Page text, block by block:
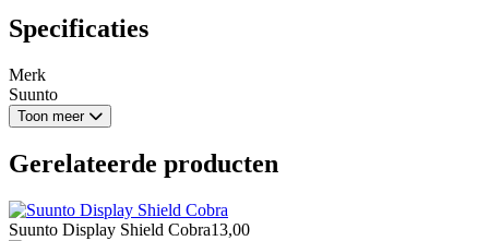
Specificaties
Merk
Suunto
Toon meer
Gerelateerde producten
Suunto Display Shield Cobra13,00